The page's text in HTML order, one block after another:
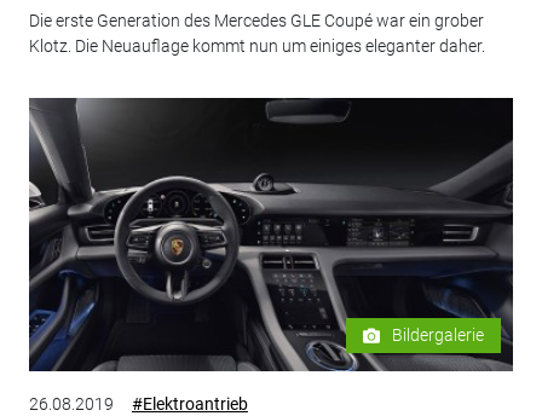
Die erste Generation des Mercedes GLE Coupé war ein grober
Klotz. Die Neuauflage kommt nun um einiges eleganter daher.
Bildergalerie
26.08.2019 #Elektroantrieb